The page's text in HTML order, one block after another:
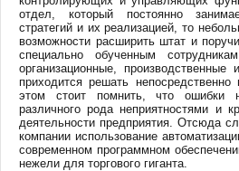
отдел, который постоянно
стратегий и их реализацией, то
возможности расширить штат и
специально обученным
организационные,
приходится решать
этом стоит помнить, что ошибки
различного рода неприятностями и
деятельности предприятия. Отсюда
компании использование
современном программном
нежели для торгового гиганта.